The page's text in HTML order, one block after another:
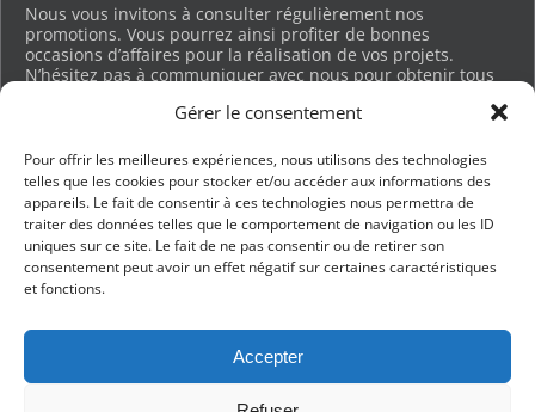
Gérer le consentement
Pour offrir les meilleures expériences, nous utilisons des technologies
telles que les cookies pour stocker et/ou accéder aux informations des
appareils. Le fait de consentir à ces technologies nous permettra de
traiter des données telles que le comportement de navigation ou les ID
uniques sur ce site. Le fait de ne pas consentir ou de retirer son
consentement peut avoir un effet négatif sur certaines caractéristiques
et fonctions.
Accepter
Nous vous invitons à consulter régulièrement nos
promotions. Vous pourrez ainsi profiter de bonnes
occasions d’affaires pour la réalisation de vos projets.
N’hésitez pas à communiquer avec nous pour obtenir tous
BUREAU DES VENTES ET CHARGEMENT
201, RUE LEGAULT, BLAINVILLE
QUEBEC, J7B 0C6
CÈDRES ET ESPACE JARDIN DE MÉLISSA